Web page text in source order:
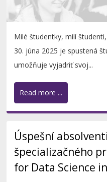
Milé študentky, milí
30. júna 2025 je spustená
umožňuje vyjadriť svoj...
Read more ...
Úspešní
špecializačného
for Data Science